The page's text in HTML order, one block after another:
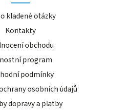
kladené otázky
Kontakty
obchodu
program
podmínky
osobních údajů
dopravy a platby